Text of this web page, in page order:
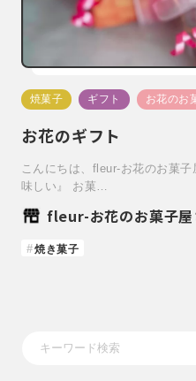
焼菓子 ギフト お花のお
お花のギフト
こんにちは、fleur-お花のお菓
味しい』 お菓…
fleur-お花のお菓子屋
焼き菓子